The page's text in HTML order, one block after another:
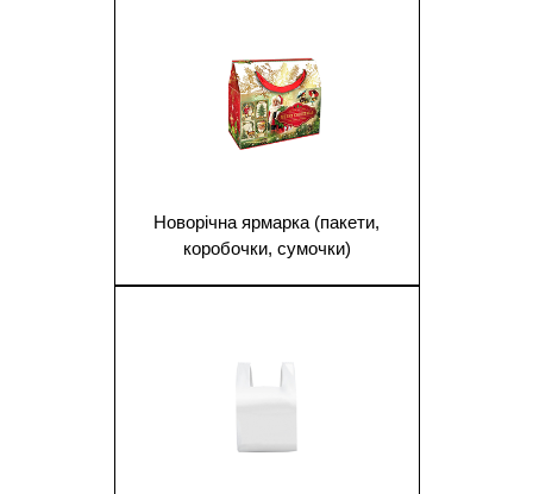
Новорічна ярмарка (пакети,
коробочки, сумочки)